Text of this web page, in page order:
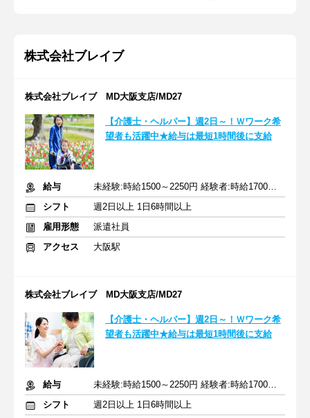
株式会社ブレイブ
株式会社ブレイブ MD大阪支店/MD27
【介護士・ヘルパー】週2日～！Ｗワーク希
望者も活躍中★給与は最短1時間後に支給
給与
未経験:時給1500～2250円 経験者:時給1700～2550円+交通費全額
シフト
週2日以上 1日6時間以上
雇用形態
派遣社員
アクセス
大阪駅
株式会社ブレイブ MD大阪支店/MD27
【介護士・ヘルパー】週2日～！Ｗワーク希
望者も活躍中★給与は最短1時間後に支給
給与
未経験:時給1500～2250円 経験者:時給1700～2550円+交通費全額
シフト
週2日以上 1日6時間以上